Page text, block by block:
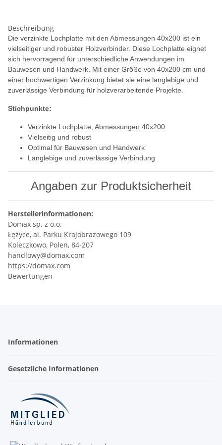
Beschreibung
Die verzinkte Lochplatte mit den Abmessungen 40x200 ist ein
vielseitiger und robuster Holzverbinder. Diese Lochplatte eignet
sich hervorragend für unterschiedliche Anwendungen im
Bauwesen und Handwerk. Mit einer Größe von 40x200 cm und
einer hochwertigen Verzinkung bietet sie eine langlebige und
zuverlässige Verbindung für holzverarbeitende Projekte.
Stichpunkte:
Verzinkte Lochplatte, Abmessungen 40x200
Vielseitig und robust
Optimal für Bauwesen und Handwerk
Langlebige und zuverlässige Verbindung
Angaben zur Produktsicherheit
Herstellerinformationen:
Domax sp. z o.o.
Łężyce, al. Parku Krajobrazowego 109
Koleczkowo, Polen, 84-207
handlowy@domax.com
https://domax.com
Bewertungen
Informationen
Gesetzliche Informationen